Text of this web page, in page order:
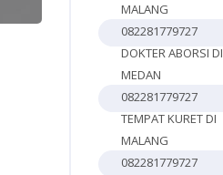
MALANG
082281779727
DOKTER ABORSI DI
MEDAN
082281779727
TEMPAT KURET DI
MALANG
082281779727